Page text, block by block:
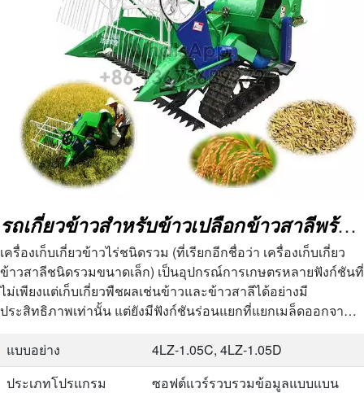
รถเกี่ยวข้าวสำหรับข้าวเปลือกข้าวสาลีพร้อมเครื่องนวดข้าว
เครื่องเก็บเกี่ยวข้าวไร่ชนิดรวม (ที่เรียกอีกชื่อว่า เครื่องเก็บเกี่ยว
ข้าวสาลีชนิดรวมขนาดเล็ก) เป็นอุปกรณ์การเกษตรหลายฟังก์ชันที่
ไม่เพียงแต่เก็บเกี่ยวพืชผลเช่นข้าวและข้าวสาลีได้อย่างมี
ประสิทธิภาพเท่านั้น แต่ยังมีฟังก์ชันร่อนแยกที่แยกเมล็ดออกจาก
แบบอย่าง
4LZ-1.05C, 4LZ-1.05D
ประเภทโปรแกรม
ซอฟต์แวร์รวบรวมข้อมูลแบบแบน